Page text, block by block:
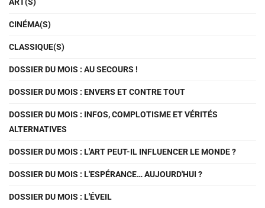
CINÉMA(S)
CLASSIQUE(S)
DOSSIER DU MOIS : AU SECOURS !
DOSSIER DU MOIS : ENVERS ET CONTRE TOUT
DOSSIER DU MOIS : INFOS, COMPLOTISME ET VÉRITÉS
ALTERNATIVES
DOSSIER DU MOIS : L'ART PEUT-IL INFLUENCER LE MONDE ?
DOSSIER DU MOIS : L'ESPÉRANCE… AUJOURD'HUI ?
DOSSIER DU MOIS : L'ÉVEIL